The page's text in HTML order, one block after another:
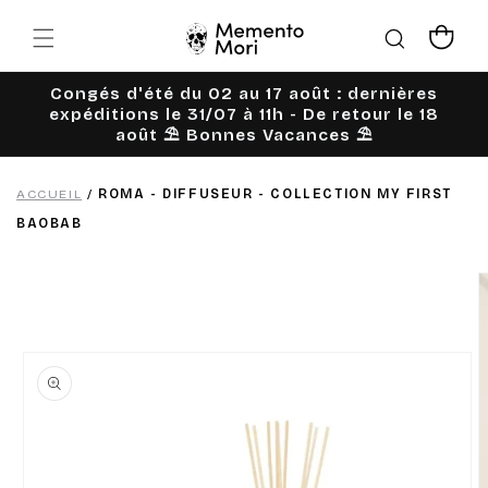
passer au
contenu
Panier
Congés d'été du 02 au 17 août : dernières
expéditions le 31/07 à 11h - De retour le 18
août ⛱️ Bonnes Vacances ⛱️
ACCUEIL / ROMA - DIFFUSEUR - COLLECTION MY FIRST
BAOBAB